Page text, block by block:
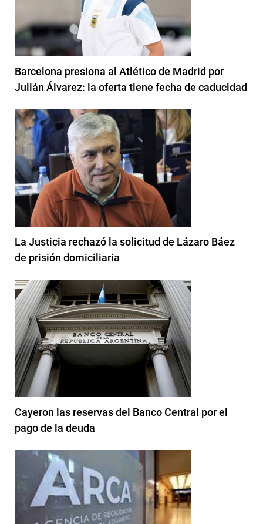
Barcelona presiona al Atlético de Madrid por
Julián Álvarez: la oferta tiene fecha de caducidad
La Justicia rechazó la solicitud de Lázaro Báez
de prisión domiciliaria
Cayeron las reservas del Banco Central por el
pago de la deuda